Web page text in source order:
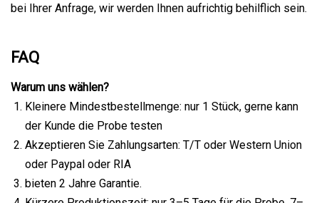
bei Ihrer Anfrage, wir werden Ihnen aufrichtig behilflich sein.
FAQ
Warum uns wählen?
Kleinere Mindestbestellmenge: nur 1 Stück, gerne kann
der Kunde die Probe testen
Akzeptieren Sie Zahlungsarten: T/T oder Western Union
oder Paypal oder RIA
bieten 2 Jahre Garantie.